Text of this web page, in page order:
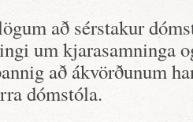
að sérstakur
um kjarasamninga
að ákvörðunum
dómstóla.